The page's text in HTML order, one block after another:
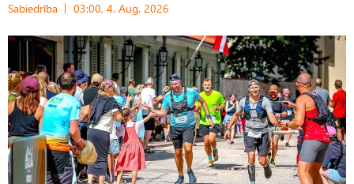
Sabiedrība 03:00, 4. Aug, 2026